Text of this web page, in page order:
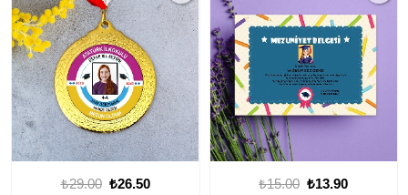
₺29.00 ₺26.50 ₺15.00 ₺13.90